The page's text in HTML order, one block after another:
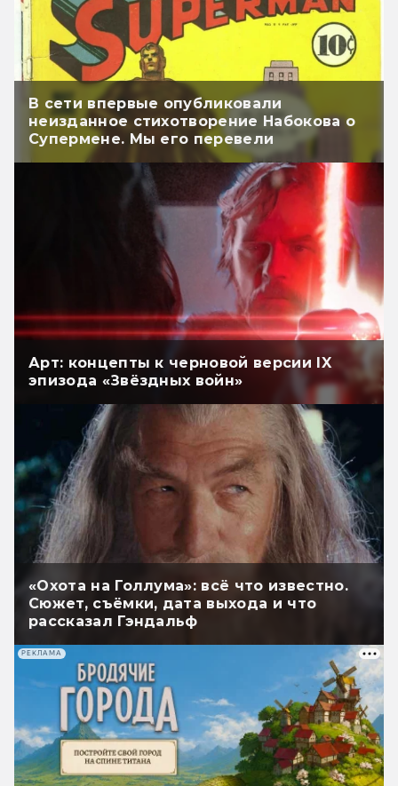
В сети впервые опубликовали
неизданное стихотворение Набокова о
Супермене. Мы его перевели
Арт: концепты к черновой версии IX
эпизода «Звёздных войн»
«Охота на Голлума»: всё что известно.
Сюжет, съёмки, дата выхода и что
рассказал Гэндальф
РЕКЛАМА